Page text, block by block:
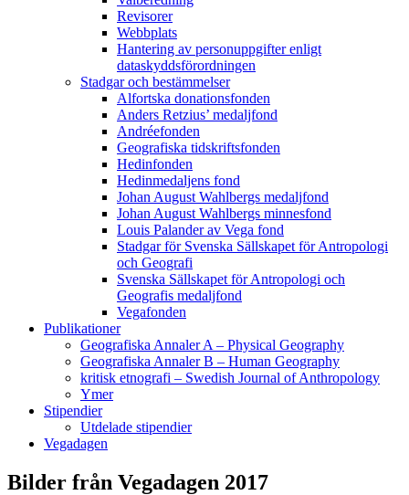
Revisorer
Webbplats
Hantering av personuppgifter enligt
dataskyddsförordningen
Stadgar och bestämmelser
Alfortska donationsfonden
Anders Retzius’ medaljfond
Andréefonden
Geografiska tidskriftsfonden
Hedinfonden
Hedinmedaljens fond
Johan August Wahlbergs medaljfond
Johan August Wahlbergs minnesfond
Louis Palander av Vega fond
Stadgar för Svenska Sällskapet för Antropologi
och Geografi
Svenska Sällskapet för Antropologi och
Geografis medaljfond
Vegafonden
Publikationer
Geografiska Annaler A – Physical Geography
Geografiska Annaler B – Human Geography
kritisk etnografi – Swedish Journal of Anthropology
Ymer
Stipendier
Utdelade stipendier
Vegadagen
Bilder från Vegadagen 2017